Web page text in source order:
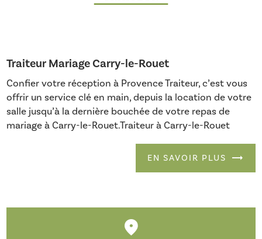
Traiteur Mariage Carry-le-Rouet
Confier votre réception à Provence Traiteur, c’est vous
offrir un service clé en main, depuis la location de votre
salle jusqu’à la dernière bouchée de votre repas de
mariage à Carry-le-Rouet.Traiteur à Carry-le-Rouet
EN SAVOIR PLUS